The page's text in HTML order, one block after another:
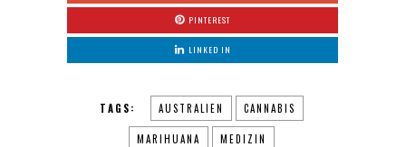
PINTEREST
LINKED IN
TAGS: AUSTRALIEN CANNABIS
MARIHUANA MEDIZIN